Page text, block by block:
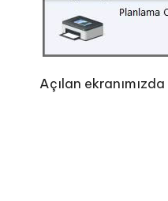
Açılan ekranımızda